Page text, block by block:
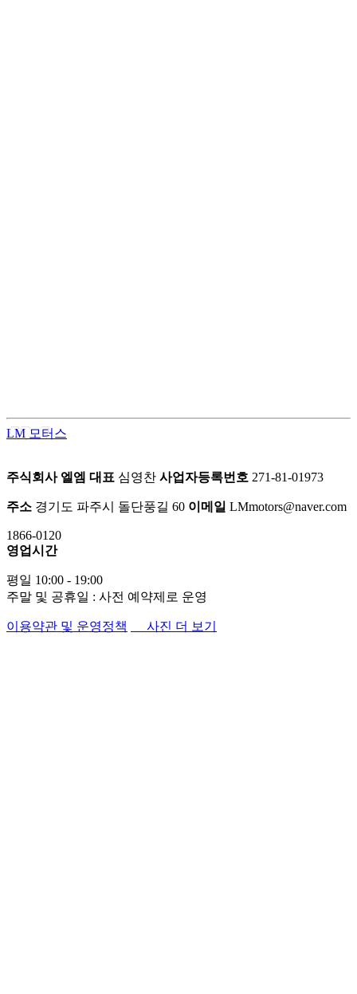
LM 모터스
주식회사 엘엠 대표 심영찬 사업자등록번호 271-81-01973
주소 경기도 파주시 돌단풍길 60 이메일 LMmotors@naver.com
1866-0120
영업시간
평일 10:00 - 19:00
주말 및 공휴일 : 사전 예약제로 운영
이용약관 및 운영정책 사진 더 보기